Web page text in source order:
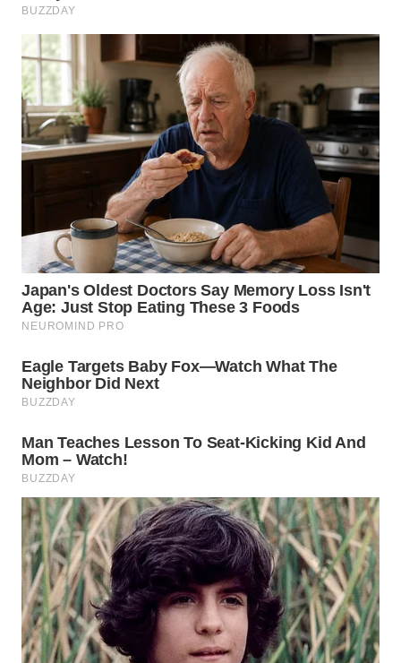
NIAS
WN
LANGKAT
WN
TAPANULI
WN
TANJUNG
WN
WN
WN
LABUHANBATU
WN
TAPANULI
TENGAH
WN DELI
SERDANG